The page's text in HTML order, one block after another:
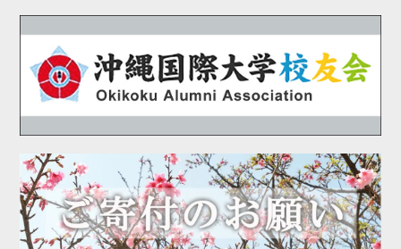
2020年10月
2020年09月
2020年08月
2020年07月
2020年06月
2020年05月
2020年04月
2020年03月
2020年02月